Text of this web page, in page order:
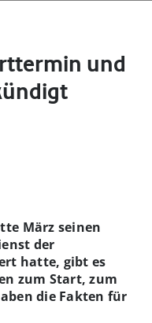
und
März seinen
der
hatte, gibt es
zum Start, zum
die Fakten für